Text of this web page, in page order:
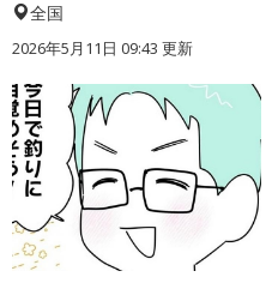
全国
2026年5月11日 09:43 更新